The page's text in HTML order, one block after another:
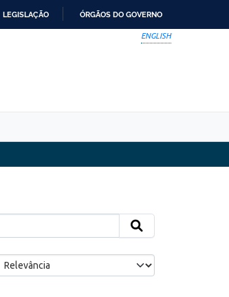
LEGISLAÇÃO ÓRGÃOS DO GOVERNO
ENGLISH